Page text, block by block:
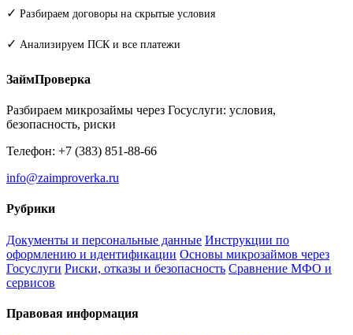
✓ Разбираем договоры на скрытые условия
✓ Анализируем ПСК и все платежи
ЗаймПроверка
Разбираем микрозаймы через Госуслуги: условия,
безопасность, риски
Телефон: +7 (383) 851-88-66
info@zaimproverka.ru
Рубрики
Документы и персональные данные Инструкции по
оформлению и идентификации Основы микрозаймов через
Госуслуги Риски, отказы и безопасность Сравнение МФО и
сервисов
Правовая информация